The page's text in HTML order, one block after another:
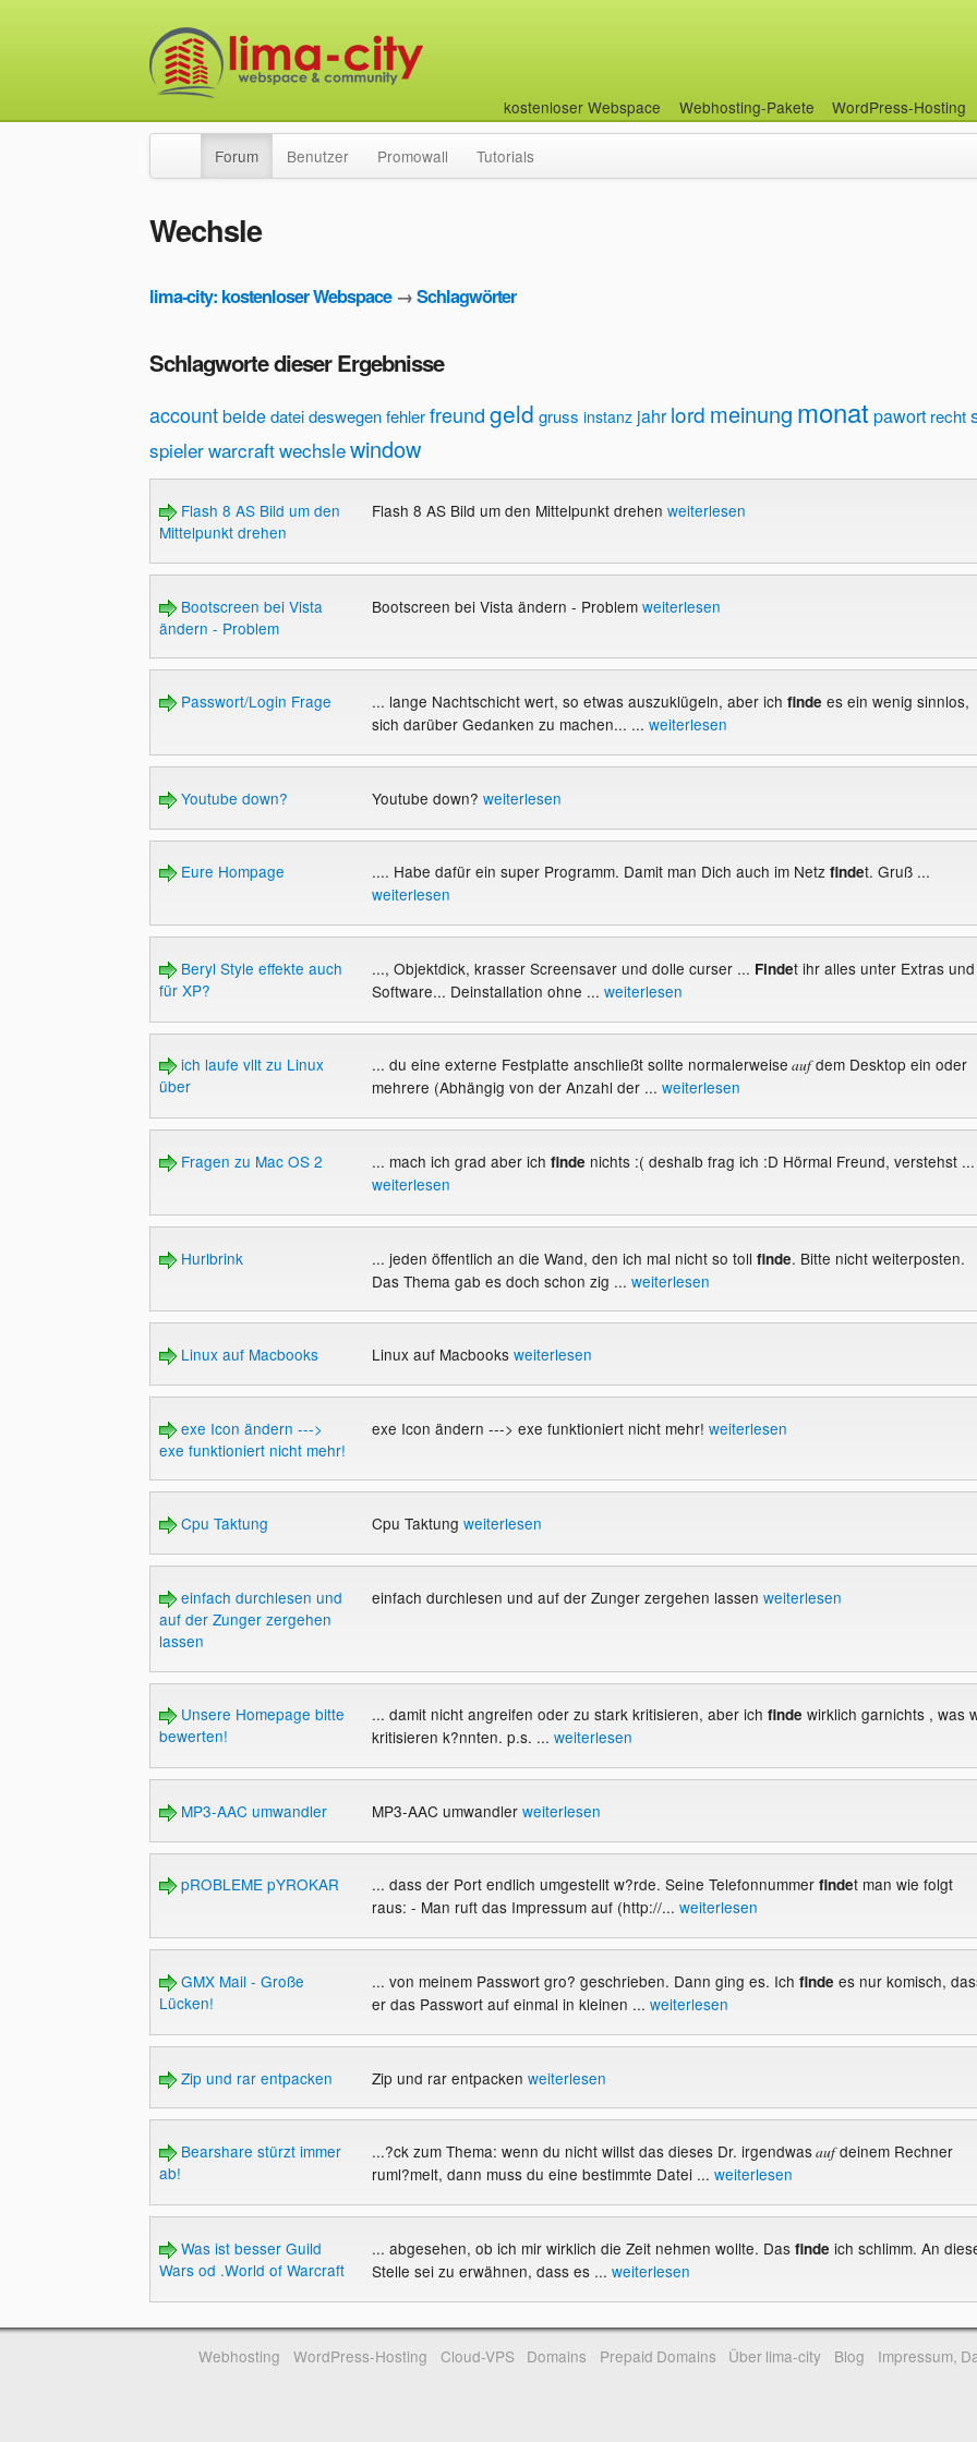
kostenloser Webspace Webhosting-Pakete WordPress-Hosting
Forum Benutzer Promowall Tutorials
Wechsle
lima-city: kostenloser Webspace→Schlagwörter
Schlagworte dieser Ergebnisse
accountbeidedateideswegenfehlerfreundgeld gruss instanz jahr lord meinung monat pawort recht
spielerwarcraftwechslewindow
Flash 8 AS Bild um den
Mittelpunkt drehen
Flash 8 AS Bild um den Mittelpunkt drehen weiterlesen
Bootscreen bei Vista
ändern - Problem
Bootscreen bei Vista ändern - Problem weiterlesen
Passwort/Login Frage ... lange Nachtschicht wert, so etwas auszuklügeln, aber ich finde es ein wenig sinnlos,
sich darüber Gedanken zu machen... ... weiterlesen
Youtube down? Youtube down? weiterlesen
Eure Hompage .... Habe dafür ein super Programm. Damit man Dich auch im Netzfindet. Gruß ...
weiterlesen
Beryl Style effekte auch
für XP?
..., Objektdick, krasser Screensaver und dolle curser ... Findet ihr alles unter Extras und
Software... Deinstallation ohne ... weiterlesen
ich laufe vllt zu Linux
über
... du eine externe Festplatte anschließt sollte normalerweise aufdem Desktop ein oder
mehrere (Abhängig von der Anzahl der ... weiterlesen
Fragen zu Mac OS 2 ... mach ich grad aber ich finde nichts :( deshalb frag ich :D Hörmal Freund, verstehst ...
weiterlesen
Hurlbrink ... jeden öffentlich an die Wand, den ich mal nicht so toll finde. Bitte nicht weiterposten.
Das Thema gab es doch schon zig ... weiterlesen
Linux auf Macbooks Linux auf Macbooks weiterlesen
exe Icon ändern --->
exe funktioniert nicht mehr!
exe Icon ändern ---> exe funktioniert nicht mehr! weiterlesen
Cpu Taktung Cpu Taktung weiterlesen
einfach durchlesen und
auf der Zunger zergehen
lassen
einfach durchlesen und auf der Zunger zergehen lassen weiterlesen
Unsere Homepage bitte
bewerten!
... damit nicht angreifen oder zu stark kritisieren, aber ich finde wirklich garnichts , was
kritisieren k?nnten. p.s. ... weiterlesen
MP3-AAC umwandler MP3-AAC umwandler weiterlesen
pROBLEME pYROKAR ... dass der Port endlich umgestellt w?rde. Seine Telefonnummerfindet man wie folgt
raus: - Man ruft das Impressum auf (http://... weiterlesen
GMX Mail - Große
Lücken!
... von meinem Passwort gro? geschrieben. Dann ging es. Ich finde es nur komisch,
er das Passwort auf einmal in kleinen ... weiterlesen
Zip und rar entpacken Zip und rar entpacken weiterlesen
Bearshare stürzt immer
ab!
...?ck zum Thema: wenn du nicht willst das dieses Dr. irgendwasaufdeinem Rechner
ruml?melt, dann muss du eine bestimmte Datei ... weiterlesen
Was ist besser Guild
Wars od .World of Warcraft
... abgesehen, ob ich mir wirklich die Zeit nehmen wollte. Dasfinde ich schlimm. An
Stelle sei zu erwähnen, dass es ... weiterlesen
Webhosting WordPress-Hosting Cloud-VPS Domains Prepaid Domains Über lima-city Blog Impressum,